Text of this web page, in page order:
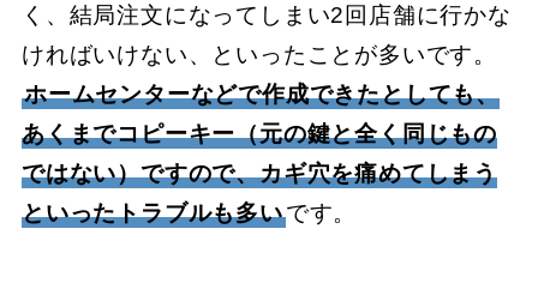
く、結局注文になってしまい2回店舗に行かな
ければいけない、といったことが多いです。
ホームセンターなどで作成できたとしても、
あくまでコピーキー（元の鍵と全く同じもの
ではない）ですので、カギ穴を痛めてしまう
といったトラブルも多いです。